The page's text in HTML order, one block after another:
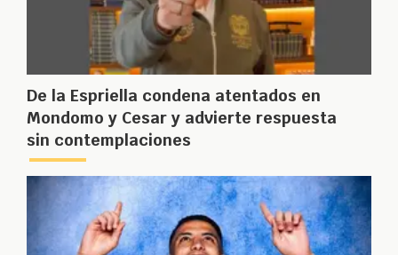
De la Espriella condena atentados en
Mondomo y Cesar y advierte respuesta
sin contemplaciones